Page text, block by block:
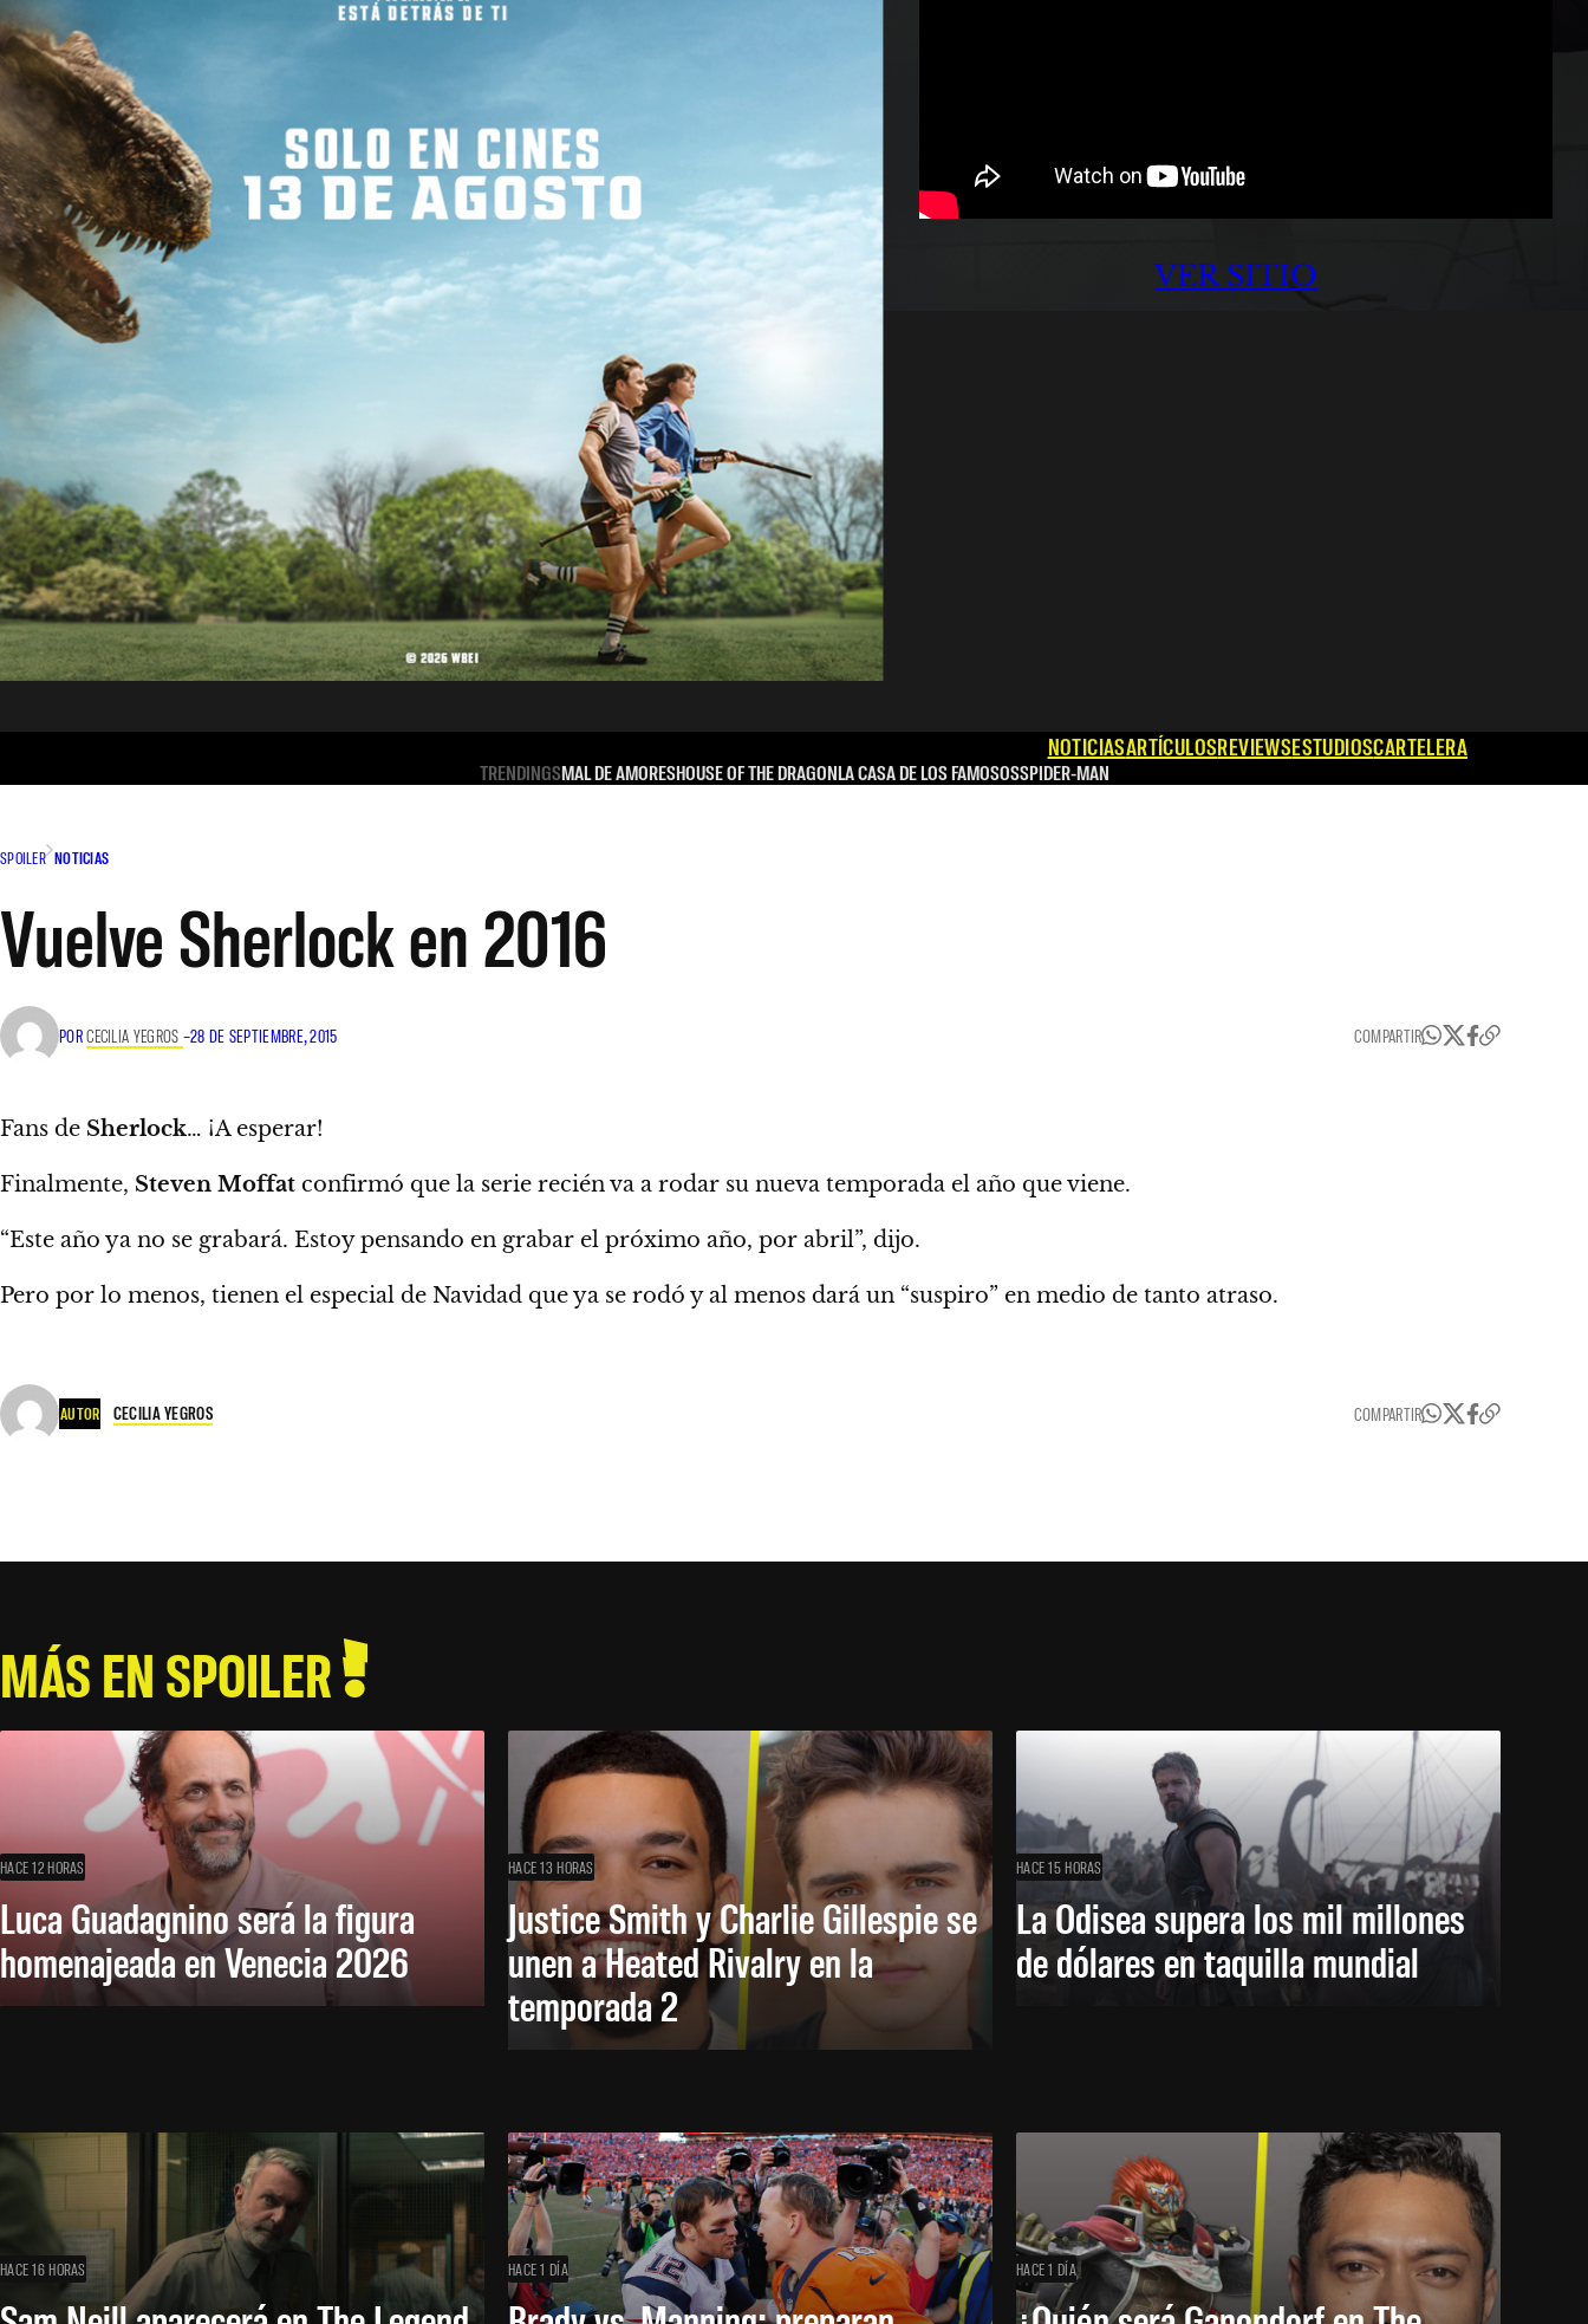
VER SITIO
NOTICIASARTÍCULOSREVIEWSESTUDIOSCARTELERA
TRENDINGSMAL DE AMORESHOUSE OF THE DRAGONLA CASA DE LOS FAMOSOSSPIDER-MAN
SPOILER NOTICIAS
Vuelve Sherlock en 2016
PORCECILIA YEGROS –28 DE SEPTIEMBRE, 2015 COMPARTIR
Fans de Sherlock… ¡A esperar!
Finalmente, Steven Moffat confirmó que la serie recién va a rodar su nueva temporada el año que viene.
“Este año ya no se grabará. Estoy pensando en grabar el próximo año, por abril”, dijo.
Pero por lo menos, tienen el especial de Navidad que ya se rodó y al menos dará un “suspiro” en medio de tanto atraso.
AUTOR CECILIA YEGROS COMPARTIR
MÁS EN SPOILER
HACE 12 HORAS
Luca Guadagnino será la figura
homenajeada en Venecia 2026
HACE 13 HORAS
Justice Smith y Charlie Gillespie se
unen a Heated Rivalry en la
temporada 2
HACE 15 HORAS
La Odisea supera los mil millones
de dólares en taquilla mundial
HACE 16 HORAS HACE 1 DÍA HACE 1 DÍA